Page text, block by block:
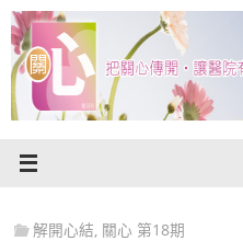
Skip
to
content
解開心結, 關心 第18期